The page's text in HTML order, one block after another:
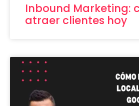
Inbound Marketing:
atraer clientes hoy